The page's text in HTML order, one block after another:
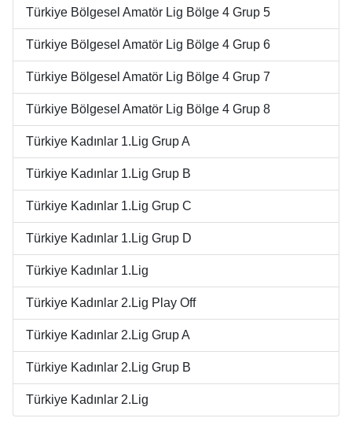
Türkiye Bölgesel Amatör Lig Bölge 4 Grup 5
Türkiye Bölgesel Amatör Lig Bölge 4 Grup 6
Türkiye Bölgesel Amatör Lig Bölge 4 Grup 7
Türkiye Bölgesel Amatör Lig Bölge 4 Grup 8
Türkiye Kadınlar 1.Lig Grup A
Türkiye Kadınlar 1.Lig Grup B
Türkiye Kadınlar 1.Lig Grup C
Türkiye Kadınlar 1.Lig Grup D
Türkiye Kadınlar 1.Lig
Türkiye Kadınlar 2.Lig Play Off
Türkiye Kadınlar 2.Lig Grup A
Türkiye Kadınlar 2.Lig Grup B
Türkiye Kadınlar 2.Lig